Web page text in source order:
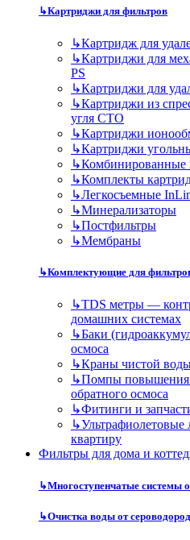
↳Картриджи для фильтров
↳Картридж для
↳Картриджи для
PS
↳Картриджи для
↳Картриджи из
угля CTO
↳Картриджи
↳Картриджи
↳Комбинированные
↳Комплекты
↳Легкосъемные
↳Минерализаторы
↳Постфильтры
↳Мембраны
↳Комплектующие для
↳TDS метры —
домашних системах
↳Баки
осмоса
↳Краны чистой
↳Помпы повышения
обратного осмоса
↳Фитинги и
↳
квартиру
Фильтры для дома и
↳Многоступенчатые системы
↳Очистка воды от